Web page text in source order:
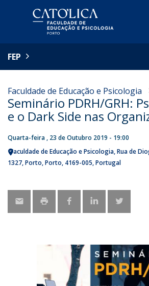
FEP
Faculdade de Educação e Psicologia
Seminário PDRH/GRH:
e o Dark Side nas
Quarta-feira , 23 de Outubro 2019 - 19:00
Faculdade de Educação e Psicologia Rua de
1327 Porto Porto 4169-005 Portugal